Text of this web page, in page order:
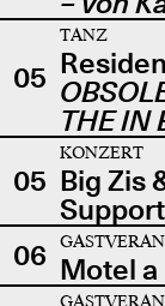
05
TANZ
THE IN
05
KONZERT
Big Zis
06 Motel a